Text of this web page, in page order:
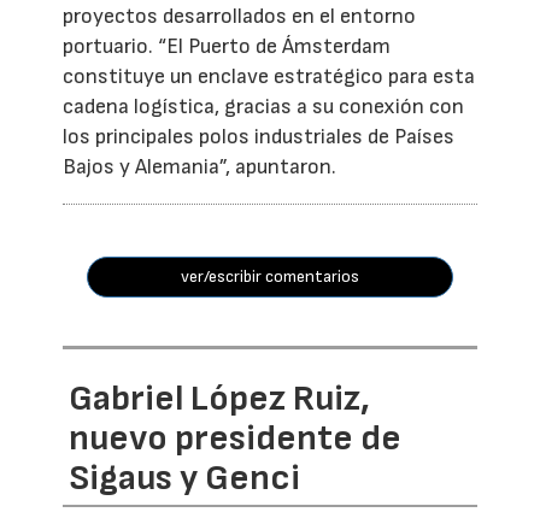
proyectos desarrollados en el entorno
portuario. “El Puerto de Ámsterdam
constituye un enclave estratégico para esta
cadena logística, gracias a su conexión con
los principales polos industriales de Países
Bajos y Alemania”, apuntaron.
ver/escribir comentarios
Gabriel López Ruiz,
nuevo presidente de
Sigaus y Genci